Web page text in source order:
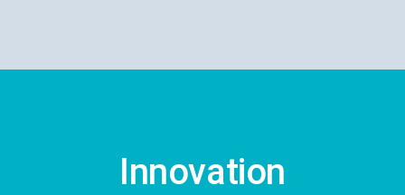
Innovation